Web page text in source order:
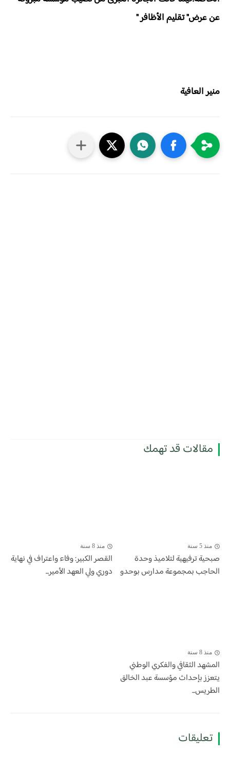
عن عرض" تقليم الأظافر "
منير العافية
مقالات قد تهمك
منذ 5 سنة
صبحية ترفيهية لتلاميذ وحدة
الحاجب بمجموعة مدارس بوحدو
منذ 8 سنة
القصر الكبير: وفاء واعتراف في نهاية
دوري ولي العهد الأمير...
منذ 8 سنة
المشهد الثقافي والفكري الوطني
يتعزز بإحداث مؤسسة عبد الخالق
الطريس...
تعليقات